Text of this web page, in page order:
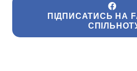
ПІДПИСАТИСЬ НА